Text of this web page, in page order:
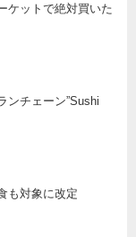
ケットで絶対買いた
ンチェーン”Sushi
も対象に改定